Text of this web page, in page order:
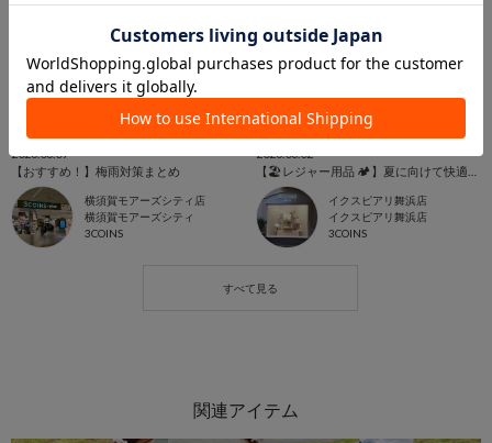
2026.06.09
【おすすめ！】梅雨対策まとめ
横須賀モアーズシティ店
横須賀モアーズシティ
3COINS
2026.06.02
イクスピアリ舞浜店
イクスピアリ舞浜店
3COINS